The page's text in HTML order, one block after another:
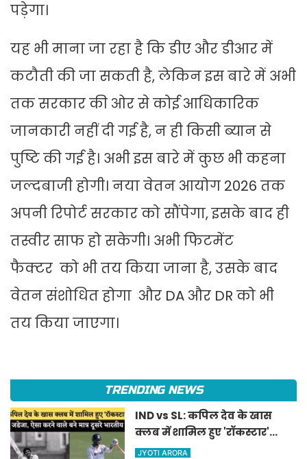
पड़ेगा।
यह भी माना जा रहा है कि डीए और डीआर में
कटौती की जा सकती है, लेकिन इस बारे में अभी
तक सरकार की ओर से कोई आधिकारिक
जानकारी नहीं दी गई है, न ही किसी ब्यान से
पुष्टि की गई है। अभी इस बारे में कुछ भी कहना
जल्दबाजी होगी। नया वेतन आयोग 2026 तक
अपनी रिपोर्ट सरकार को सौंपेगा, इसके बाद ही
तस्वीर साफ हो सकेगी। अभी फिटमेंट
फैक्टर को भी तय किया जाना है, उसके बाद
वेतन संशोधित होगा और DA और DR को भी
तय किया जाएगा।
TRENDING NEWS
IND vs SL: कपिल देव के खास
क्लब में शामिल हुए 'रॉकस्टार'
जडेजा, ऐसा करने वाले बने मात्र
JYOTI ARORA